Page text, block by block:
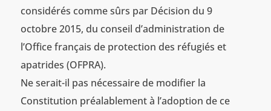
considérés comme sûrs par Décision du 9
octobre 2015, du conseil d’administration de
l’Office français de protection des réfugiés et
apatrides (OFPRA).
Ne serait-il pas nécessaire de modifier la
Constitution préalablement à l’adoption de ce